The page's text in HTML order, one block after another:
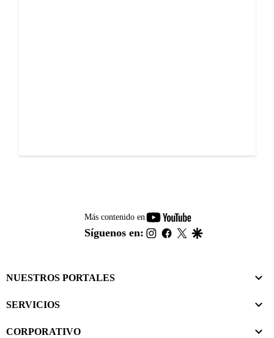
Más contenido en
youtube-
footer
Síguenos en: instagram
facebook
twitter
NUESTROS PORTALES
SERVICIOS
CORPORATIVO